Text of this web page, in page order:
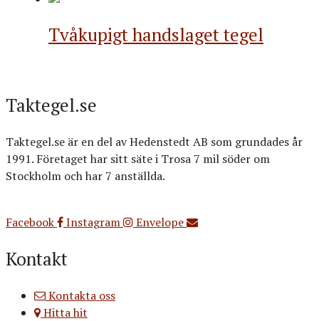
Tvåkupigt handslaget tegel
Taktegel.se
Taktegel.se är en del av Hedenstedt AB som grundades år
1991. Företaget har sitt säte i Trosa 7 mil söder om
Stockholm och har 7 anställda.
Facebook
Instagram Envelope
Kontakt
Kontakta oss
Hitta hit